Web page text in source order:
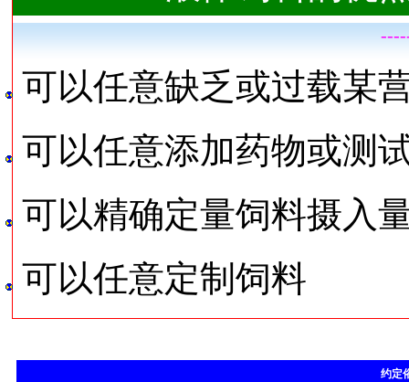
可以任意缺乏或过载某
可以任意添加药物或测
可以精确定量饲料摄入
可以任意定制饲料
约定